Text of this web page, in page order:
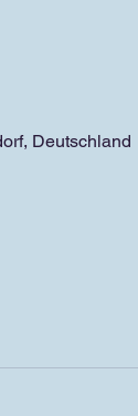
Deutschland